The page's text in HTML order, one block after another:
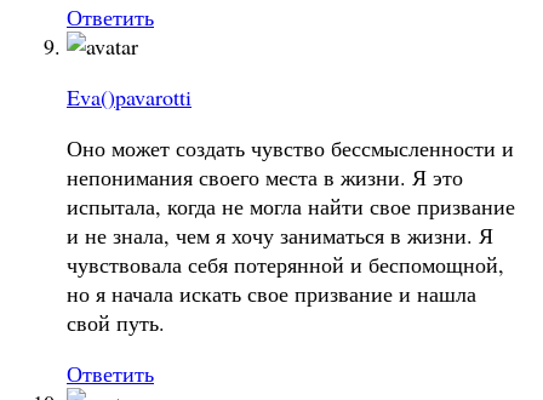
Ответить
Eva()pavarotti
Оно может создать чувство бессмысленности и
непонимания своего места в жизни. Я это
испытала, когда не могла найти свое призвание
и не знала, чем я хочу заниматься в жизни. Я
чувствовала себя потерянной и беспомощной,
но я начала искать свое призвание и нашла
свой путь.
Ответить